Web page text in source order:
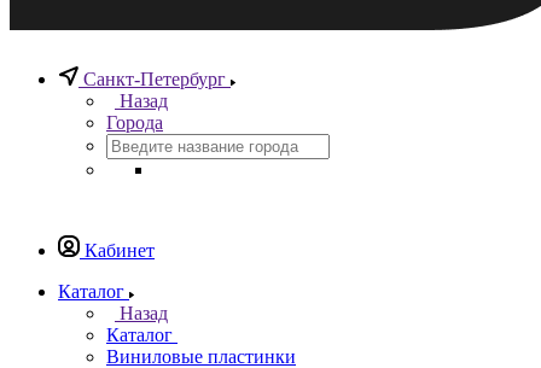
Санкт-Петербург
Назад
Города
Кабинет
Каталог
Назад
Каталог
Виниловые пластинки